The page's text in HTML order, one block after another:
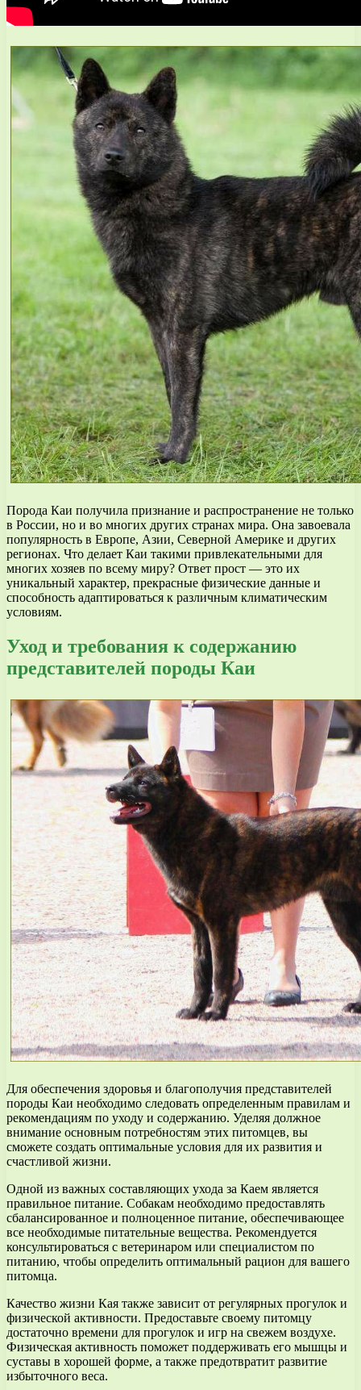
Порода Каи получила признание и распространение не только
в России, но и во многих других странах мира. Она завоевала
популярность в Европе, Азии, Северной Америке и других
регионах. Что делает Каи такими привлекательными для
многих хозяев по всему миру? Ответ прост — это их
уникальный характер, прекрасные физические данные и
способность адаптироваться к различным климатическим
условиям.
Уход и требования к содержанию
представителей породы Каи
Для обеспечения здоровья и благополучия представителей
породы Каи необходимо следовать определенным правилам и
рекомендациям по уходу и содержанию. Уделяя должное
внимание основным потребностям этих питомцев, вы
сможете создать оптимальные условия для их развития и
счастливой жизни.
Одной из важных составляющих ухода за Каем является
правильное питание. Собакам необходимо предоставлять
сбалансированное и полноценное питание, обеспечивающее
все необходимые питательные вещества. Рекомендуется
консультироваться с ветеринаром или специалистом по
питанию, чтобы определить оптимальный рацион для вашего
питомца.
Качество жизни Кая также зависит от регулярных прогулок и
физической активности. Предоставьте своему питомцу
достаточно времени для прогулок и игр на свежем воздухе.
Физическая активность поможет поддерживать его мышцы и
суставы в хорошей форме, а также предотвратит развитие
избыточного веса.